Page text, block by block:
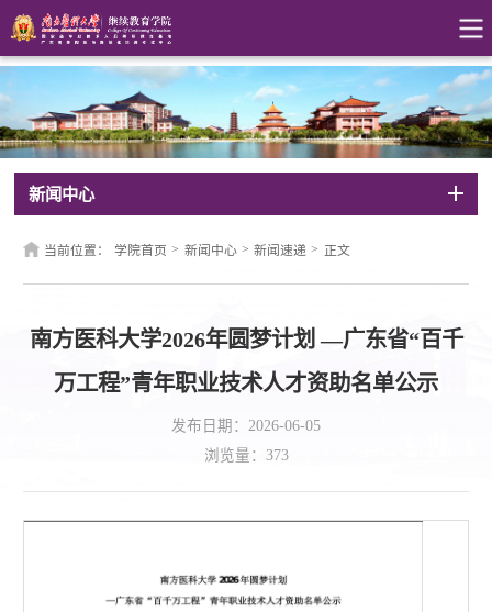
新闻中心
当前位置： 学院首页 > 新闻中心 > 新闻速递 > 正文
南方医科大学2026年圆梦计划 —广东省“百千
万工程”青年职业技术人才资助名单公示
发布日期：2026-06-05
浏览量： 373